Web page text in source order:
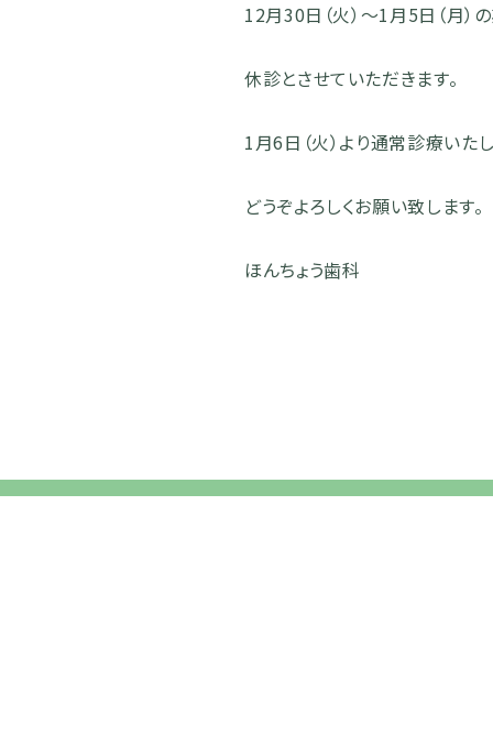
12月30日（火）～1月5日（月）
休診とさせていただきます。
1月6日（火）より通常診療いたし
どうぞよろしくお願い致します。
ほんちょう歯科